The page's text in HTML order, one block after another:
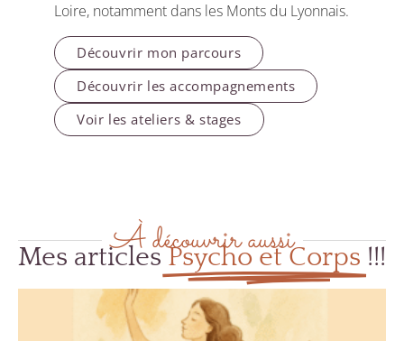
Loire, notamment dans les Monts du Lyonnais.
Découvrir mon parcours
Découvrir les accompagnements
Voir les ateliers & stages
À découvrir aussi
Mes articlesPsycho et Corps​ !!!